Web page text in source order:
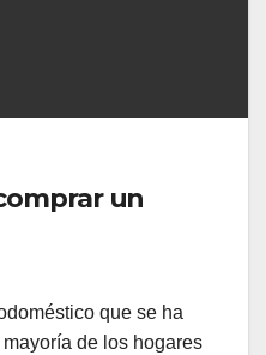
un
que se ha
de los hogares